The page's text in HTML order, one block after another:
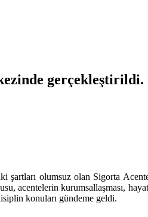
gerçekleştirildi.
şartları olumsuz olan Sigorta
acentelerin kurumsallaşması,
konuları gündeme geldi.